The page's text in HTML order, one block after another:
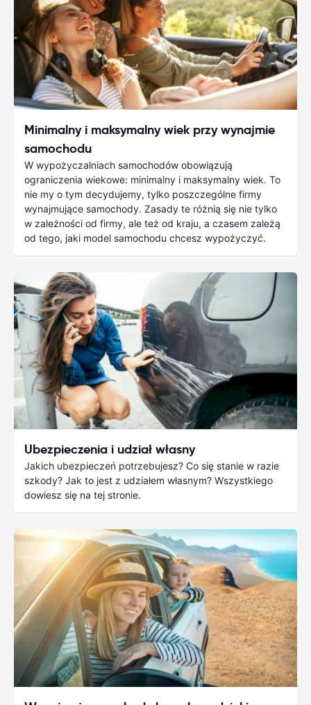
Minimalny i maksymalny wiek przy wynajmie
samochodu
W wypożyczalniach samochodów obowiązują
ograniczenia wiekowe: minimalny i maksymalny wiek. To
nie my o tym decydujemy, tylko poszczególne firmy
wynajmujące samochody. Zasady te różnią się nie tylko
w zależności od firmy, ale też od kraju, a czasem zależą
od tego, jaki model samochodu chcesz wypożyczyć.
Ubezpieczenia i udział własny
Jakich ubezpieczeń potrzebujesz? Co się stanie w razie
szkody? Jak to jest z udziałem własnym? Wszystkiego
dowiesz się na tej stronie.